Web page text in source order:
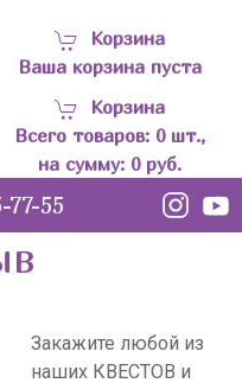
Корзина
Ваша корзина пуста
Корзина
Всего товаров: 0шт.,
на сумму: 0руб.
77-55
Закажите любой из
наших КВЕСТОВ и